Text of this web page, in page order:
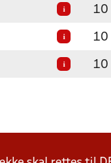
i 10
i 10
i 10